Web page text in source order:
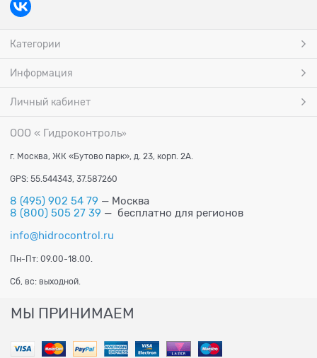
Категории
Информация
Личный кабинет
ООО « Гидроконтроль»
г. Москва, ЖК «Бутово парк», д. 23, корп. 2А.
GPS: 55.544343, 37.587260
8 (495) 902 54 79 — Москва
8 (800) 505 27 39 — бесплатно для регионов
info@hidrocontrol.ru
Пн-Пт: 09.00-18.00.
Сб, вс: выходной.
МЫ ПРИНИМАЕМ